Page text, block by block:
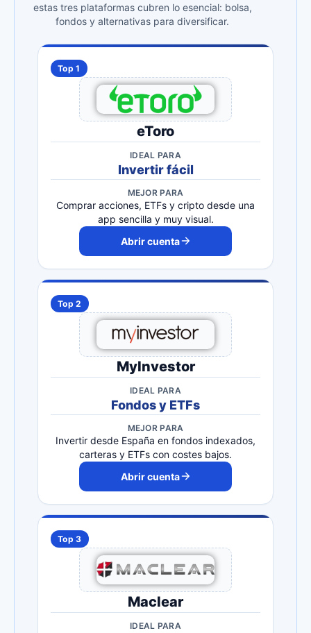
estas tres plataformas cubren lo esencial: bolsa,
fondos y alternativas para diversificar.
Top 1
eToro
IDEAL PARA
Invertir fácil
MEJOR PARA
Comprar acciones, ETFs y cripto desde una
app sencilla y muy visual.
Abrir cuenta
Top 2
MyInvestor
IDEAL PARA
Fondos y ETFs
MEJOR PARA
Invertir desde España en fondos indexados,
carteras y ETFs con costes bajos.
Abrir cuenta
Top 3
Maclear
IDEAL PARA